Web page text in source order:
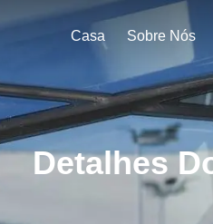
Casa Sobre Nós
Detalhes